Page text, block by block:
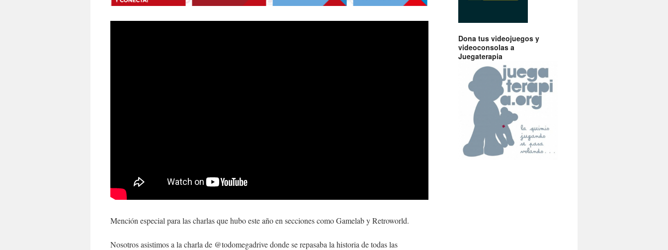
Mención especial para las charlas que hubo este año en secciones como Gamelab y Retroworld.
Nosotros asistimos a la charla de @todomegadrive donde se repasaba la historia de todas las
Dona tus videojuegos y
videoconsolas a
Juegaterapia